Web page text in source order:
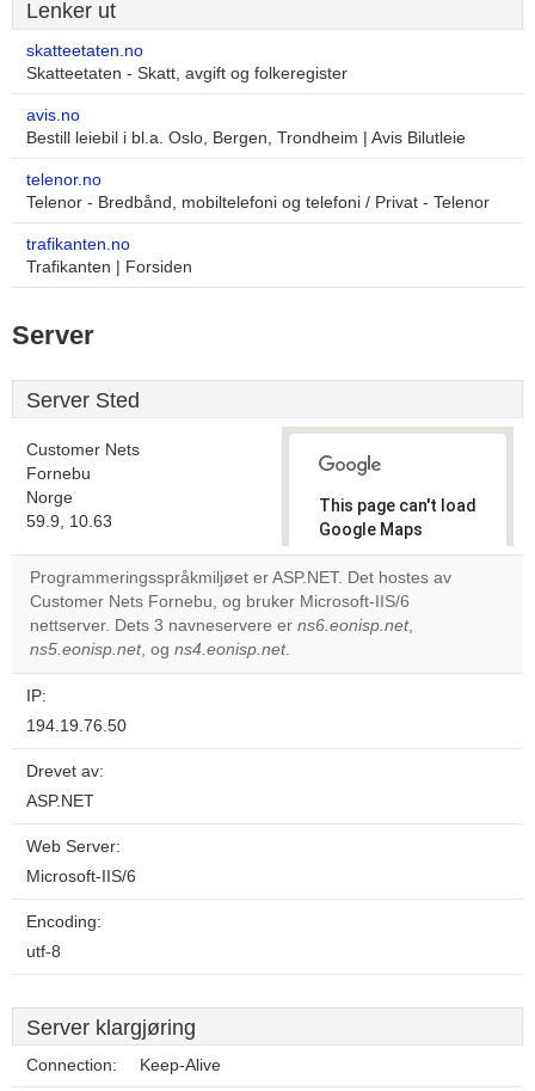
Lenker ut
skatteetaten.no
Skatteetaten - Skatt, avgift og folkeregister
avis.no
Bestill leiebil i bl.a. Oslo, Bergen, Trondheim | Avis Bilutleie
telenor.no
Telenor - Bredbånd, mobiltelefoni og telefoni / Privat - Telenor
trafikanten.no
Trafikanten | Forsiden
Server
Server Sted
Customer Nets
Fornebu
Norge
59.9, 10.63
This page can't load
Google Maps
correctly.
Do you
own this
Programmeringsspråkmiljøet er ASP.NET. Det hostes av
Customer Nets Fornebu, og bruker Microsoft-IIS/6
nettserver. Dets 3 navneservere er ns6.eonisp.net,
ns5.eonisp.net, og ns4.eonisp.net.
IP:
194.19.76.50
Drevet av:
ASP.NET
Web Server:
Microsoft-IIS/6
Encoding:
utf-8
Server klargjøring
Connection: Keep-Alive